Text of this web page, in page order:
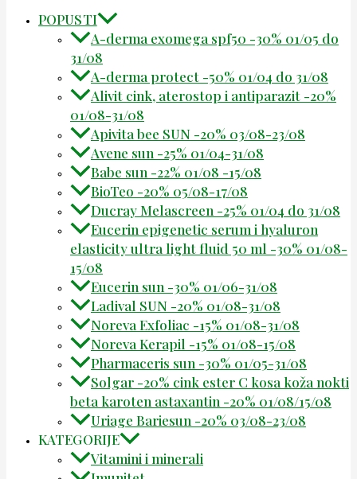
POPUSTI
A-derma exomega spf50 -30% 01/05 do
31/08
A-derma protect -50% 01/04 do 31/08
Alivit cink, aterostop i antiparazit -20%
01/08-31/08
Apivita bee SUN -20% 03/08-23/08
Avene sun -25% 01/04-31/08
Babe sun -22% 01/08 -15/08
BioTeo -20% 05/08-17/08
Ducray Melascreen -25% 01/04 do 31/08
Eucerin epigenetic serum i hyaluron
elasticity ultra light fluid 50 ml -30% 01/08-
15/08
Eucerin sun -30% 01/06-31/08
Ladival SUN -20% 01/08-31/08
Noreva Exfoliac -15% 01/08-31/08
Noreva Kerapil -15% 01/08-15/08
Pharmaceris sun -30% 01/05-31/08
Solgar -20% cink ester C kosa koža nokti
beta karoten astaxantin -20% 01/08/15/08
Uriage Bariesun -20% 03/08-23/08
KATEGORIJE
Vitamini i minerali